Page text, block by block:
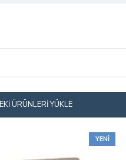
ÜRÜNLERI YÜKLE
YENI